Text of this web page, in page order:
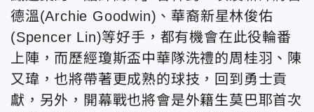
德溫(Archie Goodwin)、華裔新星林俊佑
(Spencer Lin)等好手，都有機會在此役輪番
上陣，而歷經瓊斯盃中華隊洗禮的周桂羽、陳
又瑋，也將帶著更成熟的球技，回到勇士貢
獻，另外，開幕戰也將會是外籍生莫巴耶首次